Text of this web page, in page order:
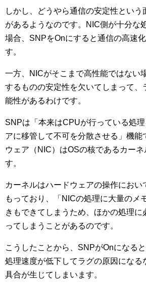
しかし、どうやら通信の安定性という
があるようなのです。NIC側が十分な
場合、SNPをOnにすると通信の高速
す。
一方、NICがそこまで高性能ではない
するものの安定性を欠いてしまって、
能性があるわけです。
SNPは「本来はCPUが行っている処
アに移管して不可を分散させる」機能
ウェア（NIC）はOSの核であるカーネ
す。
カーネルはハードウェアの操作におい
もっており、「NICの処理に大量のメ
きもできてしまうため、ほかの処理に
ってしまうことがあるのです。
こうしたことから、SNPがOnになる
処理速度が低下してラグの原因になる
具合が生じてしまいます。